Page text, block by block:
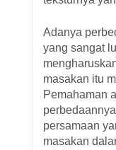
Adanya
yang sangat
masakan itu
Pemahaman
persamaan
masakan